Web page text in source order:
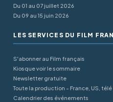
Du 01 au 07 juillet 2026
Du 09 au 15 juin 2026
LES SERVICES DU FILM
S'abonner au Film français
Kiosque voir le sommaire
Newsletter gratuite
Toute la production - France, US, télé
Calendrier des événements